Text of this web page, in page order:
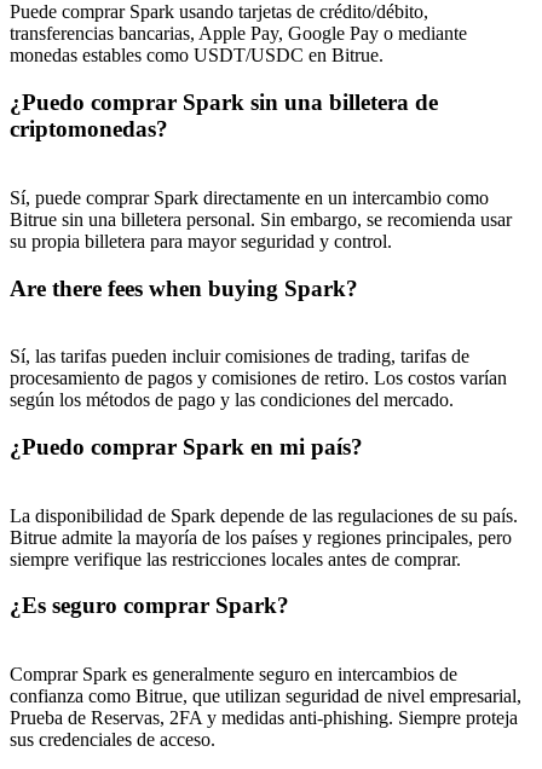
Puede comprar Spark usando tarjetas de crédito/débito,
transferencias bancarias, Apple Pay, Google Pay o mediante
monedas estables como USDT/USDC en Bitrue.
¿Puedo comprar Spark sin una billetera de
criptomonedas?
Sí, puede comprar Spark directamente en un intercambio como
Bitrue sin una billetera personal. Sin embargo, se recomienda usar
su propia billetera para mayor seguridad y control.
Are there fees when buying Spark?
Sí, las tarifas pueden incluir comisiones de trading, tarifas de
procesamiento de pagos y comisiones de retiro. Los costos varían
según los métodos de pago y las condiciones del mercado.
¿Puedo comprar Spark en mi país?
La disponibilidad de Spark depende de las regulaciones de su país.
Bitrue admite la mayoría de los países y regiones principales, pero
siempre verifique las restricciones locales antes de comprar.
¿Es seguro comprar Spark?
Comprar Spark es generalmente seguro en intercambios de
confianza como Bitrue, que utilizan seguridad de nivel empresarial,
Prueba de Reservas, 2FA y medidas anti-phishing. Siempre proteja
sus credenciales de acceso.